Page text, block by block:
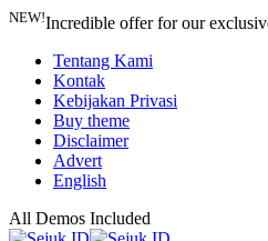
NEW!Incredible offer for our
Tentang Kami
Kontak
Kebijakan Privasi
Buy theme
Disclaimer
Advert
English
All Demos Included